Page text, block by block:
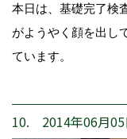
本日は、基礎完了検
がようやく顔を出し
ています。
10. 2014年06月05